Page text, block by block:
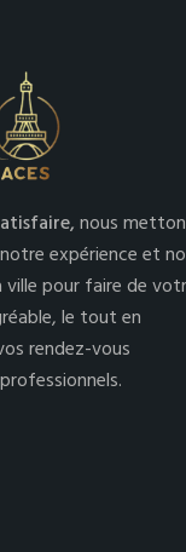
nous
expérience et
ville pour faire de
le tout en
rendez-vous